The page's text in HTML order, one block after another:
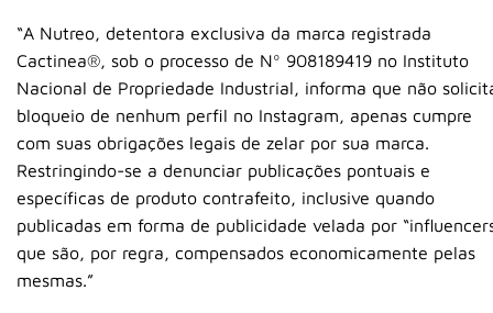
“A Nutreo, detentora exclusiva da marca registrada
Cactinea®, sob o processo de Nº 908189419 no Instituto
Nacional de Propriedade Industrial, informa que não
bloqueio de nenhum perfil no Instagram, apenas cumpre
com suas obrigações legais de zelar por sua marca.
Restringindo-se a denunciar publicações pontuais e
específicas de produto contrafeito, inclusive quando
publicadas em forma de publicidade velada por
que são, por regra, compensados economicamente pelas
mesmas.”